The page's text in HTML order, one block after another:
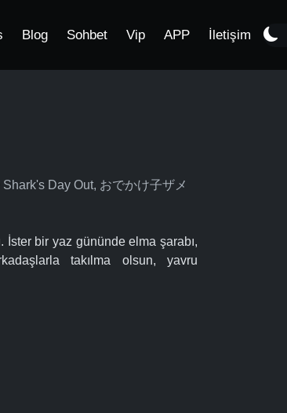
Blog Sohbet Vip APP İletişim
Day Out, おでかけ子ザメ
İster bir yaz gününde elma şarabı,
takılma olsun, yavru